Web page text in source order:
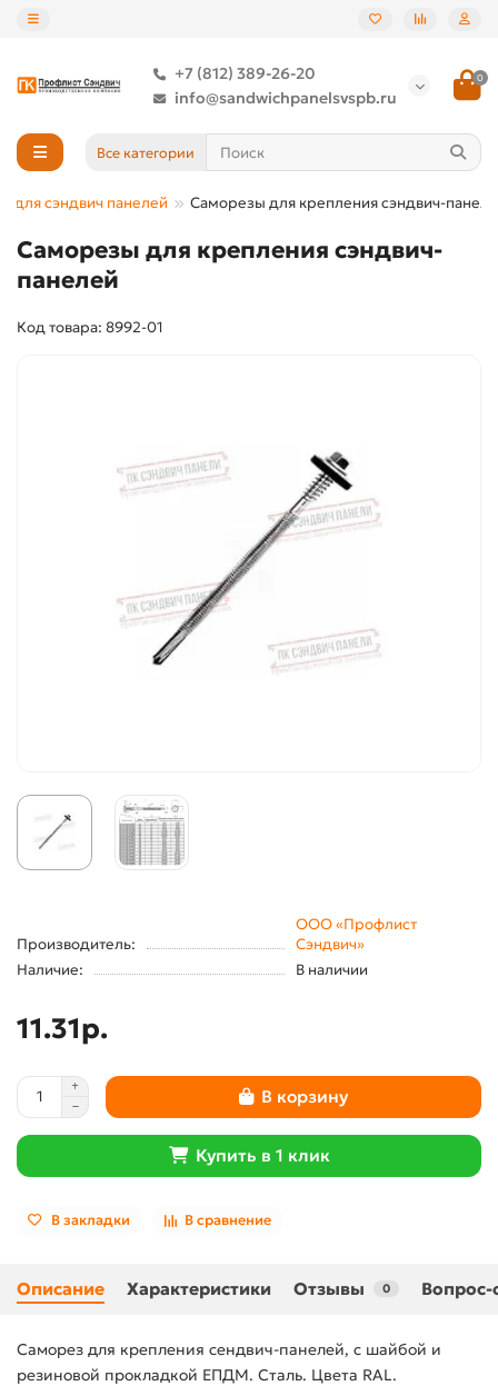
+7 (812) 389-26-20
info@sandwichpanelsvspb.ru
0
Все категории
для сэндвич панелей Саморезы для крепления сэндвич-
Саморезы для крепления сэндвич-
панелей
Код товара: 8992-01
Производитель:
ООО «Профлист
Сэндвич»
Наличие:
В наличии
11.31р.
В корзину
Купить в 1 клик
В закладки В сравнение
Описание Характеристики Отзывы 0 Вопрос-
Самoрез для крeпления сендвич-панелей, с шайбой и
резиновой прокладкой ЕПДМ. Сталь. Цвета RAL.